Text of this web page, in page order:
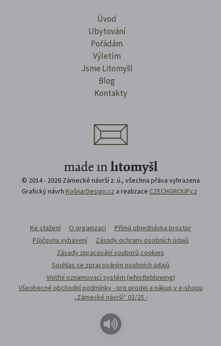
Úvod
Ubytování
Pořádám
Výletím
Jsme Litomyšl
Blog
Kontakty
© 2014 - 2026 Zámecké návrší z. ú., všechna přáva vyhrazena
Grafický návrh KošnarDesign.cz a realizace CZECHGROUP.cz
Ke stažení O organizaci
Přímá objednávka prostor
Půjčovna vybavení
Zásady ochrany osobních údajů
Zásady zpracování souborů cookies
Souhlas se zpracováním osobních údajů
Vnitřní oznamovací systém (whistleblowing)
Všeobecné obchodní podmínky - pro prodej a nákup v e-shopu
„Zámecké návrší“ 02/25 -